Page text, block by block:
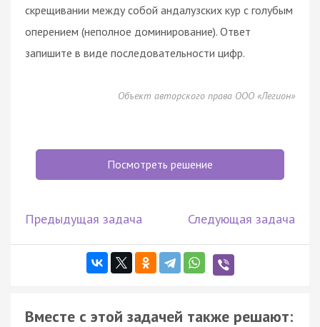
скрещивании между собой андалузских кур с голубым
оперением (неполное доминирование). Ответ
запишите в виде последовательности цифр.
Объект авторского права ООО «Легион»
Посмотреть решение
Предыдущая задача Следующая задача
Вместе с этой задачей также решают: